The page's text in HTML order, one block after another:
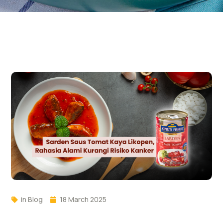
inBlog 18 March 2025